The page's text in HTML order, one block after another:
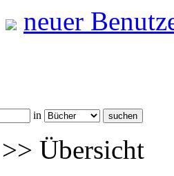
neuer
in
>> Übersicht